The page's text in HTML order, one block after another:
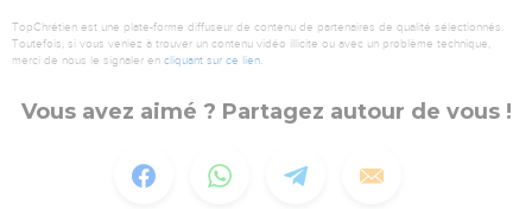
TopChrétien est une plate-forme diffuseur de contenu de partenaires de qualité sélectionnés.
Toutefois, si vous veniez à trouver un contenu vidéo illicite ou avec un problème technique,
merci de nous le signaler en cliquant sur ce lien.
Vous avez aimé ? Partagez autour de vous !